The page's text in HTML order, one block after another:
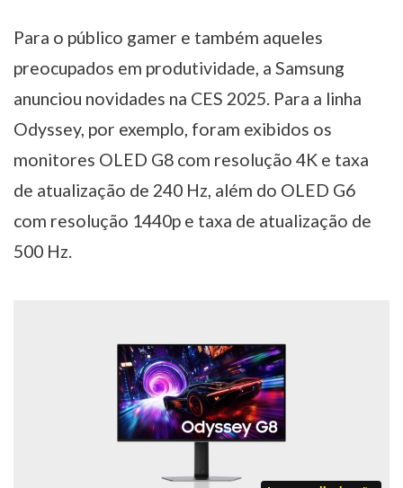
Para o público gamer e também aqueles
preocupados em produtividade, a Samsung
anunciou novidades na CES 2025. Para a linha
Odyssey, por exemplo, foram exibidos os
monitores OLED G8 com resolução 4K e taxa
de atualização de 240 Hz, além do OLED G6
com resolução 1440p e taxa de atualização de
500 Hz.